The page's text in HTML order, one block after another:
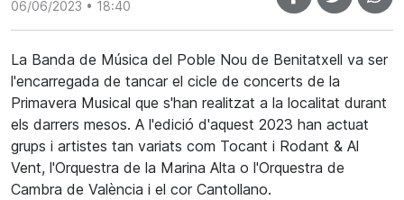
06/06/2023 • 18:40
La Banda de Música del Poble Nou de Benitatxell va ser
l'encarregada de tancar el cicle de concerts de la
Primavera Musical que s'han realitzat a la localitat durant
els darrers mesos. A l'edició d'aquest 2023 han actuat
grups i artistes tan variats com Tocant i Rodant & Al
Vent, l'Orquestra de la Marina Alta o l'Orquestra de
Cambra de València i el cor Cantollano.